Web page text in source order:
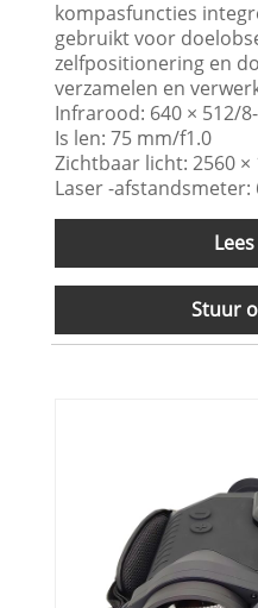
kompasfuncties
gebruikt voor
zelfpositionering en
verzamelen en
Infrarood: 640 × 512/
Is len: 75 mm/f1.0
Zichtbaar licht: 2560 ×
Laser -afstandsmeter:
Stuur